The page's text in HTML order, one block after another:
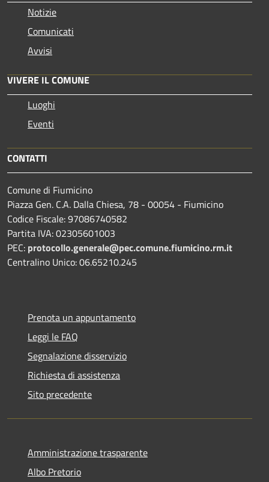
Notizie
Comunicati
Avvisi
VIVERE IL COMUNE
Luoghi
Eventi
CONTATTI
Comune di Fiumicino
Piazza Gen. C.A. Dalla Chiesa, 78 - 00054 - Fiumicino
Codice Fiscale: 97086740582
Partita IVA: 02305601003
PEC: protocollo.generale@pec.comune.fiumicino.rm.it
Centralino Unico: 06.65210.245
Prenota un appuntamento
Leggi le FAQ
Segnalazione disservizio
Richiesta di assistenza
Sito precedente
Amministrazione trasparente
Albo Pretorio